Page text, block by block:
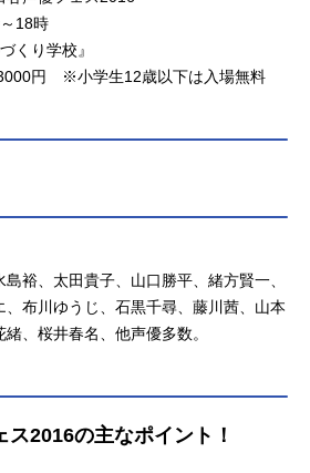
18時
くり学校』
円 ※小学生12歳以下は入場無料
裕、太田貴子、山口勝平、緒方賢一、
布川ゆうじ、石黒千尋、藤川茜、山本
、桜井春名、他声優多数。
2016の主なポイント！